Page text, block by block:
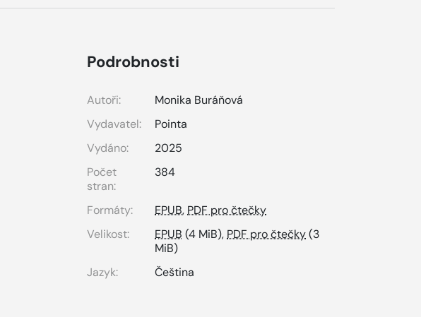
Podrobnosti
Autoři:
Monika Buráňová
Vydavatel:
Pointa
Vydáno:
2025
Počet
stran:
384
Formáty: EPUB, PDF pro čtečky
Velikost:
EPUB (4 MiB), PDF pro čtečky(3
MiB)
Jazyk:
Čeština